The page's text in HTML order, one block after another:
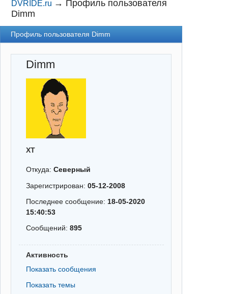
DVRIDE.ru → Профиль пользователя
Dimm
Профиль пользователя Dimm
Dimm
XT
Откуда:Северный
Зарегистрирован:05-12-2008
Последнее сообщение: 18-05-2020
15:40:53
Сообщений:895
Активность
Показать сообщения
Показать темы